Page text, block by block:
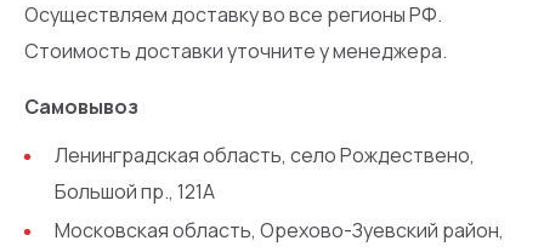
Осуществляем доставку во все регионы РФ.
Стоимость доставки уточните у менеджера.
Самовывоз
Ленинградская область, село Рождествено,
Большой пр., 121А
Московская область, Орехово-Зуевский район,